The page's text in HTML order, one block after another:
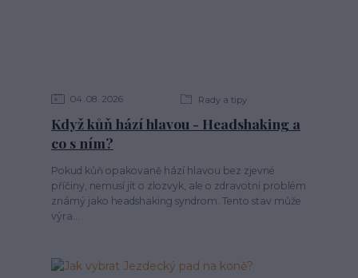
04 08 2026 Rady a tipy
Když kůň hází hlavou - Headshaking a
co s ním?
Pokud kůň opakovaně hází hlavou bez zjevné
příčiny, nemusí jít o zlozvyk, ale o zdravotní problém
známý jako headshaking syndrom. Tento stav může
výra...